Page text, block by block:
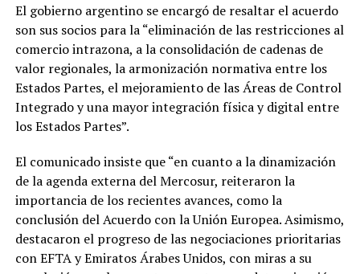
El gobierno argentino se encargó de resaltar el acuerdo
son sus socios para la “eliminación de las restricciones al
comercio intrazona, a la consolidación de cadenas de
valor regionales, la armonización normativa entre los
Estados Partes, el mejoramiento de las Áreas de Control
Integrado y una mayor integración física y digital entre
los Estados Partes”.
El comunicado insiste que “en cuanto a la dinamización
de la agenda externa del Mercosur, reiteraron la
importancia de los recientes avances, como la
conclusión del Acuerdo con la Unión Europea. Asimismo,
destacaron el progreso de las negociaciones prioritarias
con EFTA y Emiratos Árabes Unidos, con miras a su